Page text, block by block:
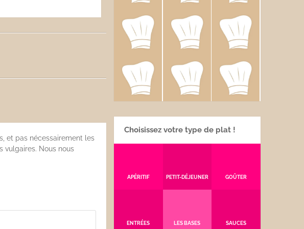
et pas nécessairement les
vulgaires. Nous nous
Choisissez votre type de plat !
APÉRITIF PETIT-DÉJEUNER GOÛTER
ENTRÉES LES BASES SAUCES